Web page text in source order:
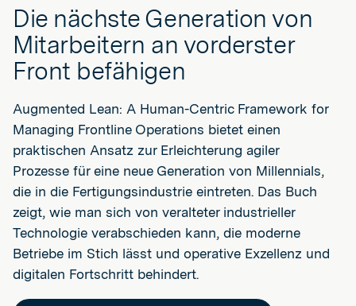
Die nächste Generation von
Mitarbeitern an vorderster
Front befähigen
Augmented Lean: A Human-Centric Framework for
Managing Frontline Operations bietet einen
praktischen Ansatz zur Erleichterung agiler
Prozesse für eine neue Generation von Millennials,
die in die Fertigungsindustrie eintreten. Das Buch
zeigt, wie man sich von veralteter industrieller
Technologie verabschieden kann, die moderne
Betriebe im Stich lässt und operative Exzellenz und
digitalen Fortschritt behindert.